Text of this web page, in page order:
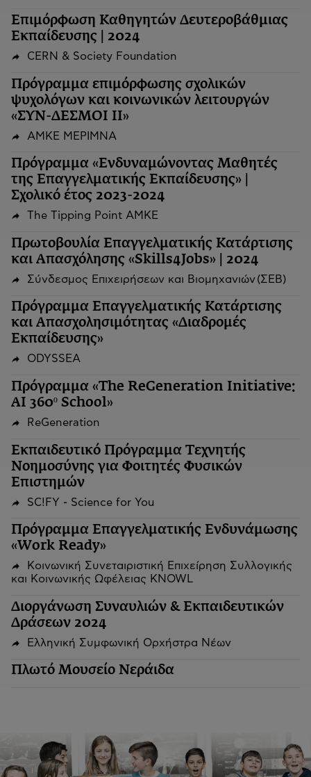
Επιμόρφωση Καθηγητών Δευτεροβάθμιας
Εκπαίδευσης | 2024
CERN & Society Foundation
Πρόγραμμα επιμόρφωσης σχολικών
ψυχολόγων και κοινωνικών λειτουργών
«ΣΥΝ-ΔΕΣΜΟΙ ΙΙ»
ΑΜΚΕ ΜΕΡΙΜΝΑ
Πρόγραμμα «Ενδυναμώνοντας Μαθητές
της Επαγγελματικής Εκπαίδευσης» |
Σχολικό έτος 2023-2024
The Tipping Point ΑΜΚΕ
Πρωτοβουλία Επαγγελματικής Κατάρτισης
και Απασχόλησης «Skills4Jobs» | 2024
Σύνδεσμος Επιχειρήσεων και Βιομηχανιών (ΣΕΒ)
Πρόγραμμα Επαγγελματικής Κατάρτισης
και Απασχολησιμότητας «Διαδρομές
Εκπαίδευσης»
ODYSSEA
Πρόγραμμα «The ReGeneration Initiative:
AI 360º School»
ReGeneration
Εκπαιδευτικό Πρόγραμμα Τεχνητής
Νοημοσύνης για Φοιτητές Φυσικών
Επιστημών
SC!FY - Science for You
Πρόγραμμα Επαγγελματικής Ενδυνάμωσης
«Work Ready»
Κοινωνική Συνεταιριστική Επιχείρηση Συλλογικής
και Κοινωνικής Ωφέλειας KNOWL
Διοργάνωση Συναυλιών & Εκπαιδευτικών
Δράσεων 2024
Ελληνική Συμφωνική Ορχήστρα Νέων
Πλωτό Μουσείο Νεράιδα